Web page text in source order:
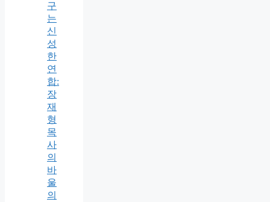
구
는
신
성
한
연
합:
장
재
형
목
사
의
바
울
의